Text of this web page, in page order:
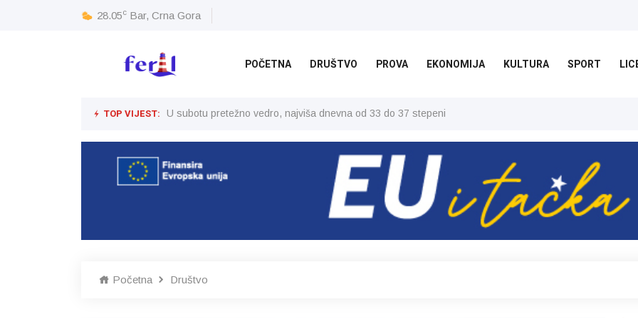
28.05c Bar, Crna Gora
POČETNA DRUŠTVO PROVA EKONOMIJA KULTURA SPORT
TOP VIJEST: U subotu pretežno vedro, najviša dnevna od 33 do 37 stepeni
Početna Društvo